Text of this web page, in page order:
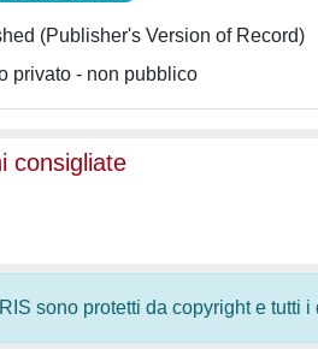
(Publisher's Version of Record)
privato - non pubblico
consigliate
sono protetti da copyright e